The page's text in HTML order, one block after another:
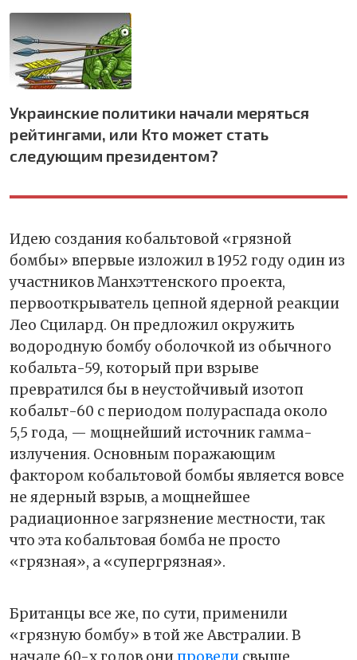
Украинские политики начали меряться
рейтингами, или Кто может стать
следующим президентом?
Идею создания кобальтовой «грязной
бомбы» впервые изложил в 1952 году один из
участников Манхэттенского проекта,
первооткрыватель цепной ядерной реакции
Лео Сцилард. Он предложил окружить
водородную бомбу оболочкой из обычного
кобальта-59, который при взрыве
превратился бы в неустойчивый изотоп
кобальт-60 с периодом полураспада около
5,5 года, — мощнейший источник гамма-
излучения. Основным поражающим
фактором кобальтовой бомбы является вовсе
не ядерный взрыв, а мощнейшее
радиационное загрязнение местности, так
что эта кобальтовая бомба не просто
«грязная», а «супергрязная».
Британцы все же, по сути, применили
«грязную бомбу» в той же Австралии. В